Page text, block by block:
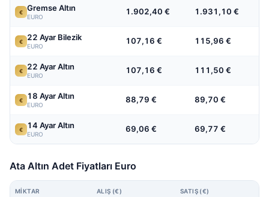
€ Gremse Altın
EURO
1.902,40 € 1.931,10 €
€ 22 Ayar Bilezik
EURO
107,16 € 115,96 €
€ 22 Ayar Altın
EURO
107,16 € 111,50 €
€ 18 Ayar Altın
EURO
88,79 € 89,70 €
€ 14 Ayar Altın
EURO
69,06 € 69,77 €
Ata Altın Adet Fiyatları Euro
MIKTAR ALIŞ (€) SATIŞ (€)